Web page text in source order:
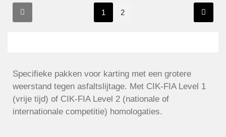
1 2
Specifieke pakken voor karting met een grotere
weerstand tegen asfaltslijtage. Met CIK-FIA Level 1
(vrije tijd) of CIK-FIA Level 2 (nationale of
internationale competitie) homologaties.